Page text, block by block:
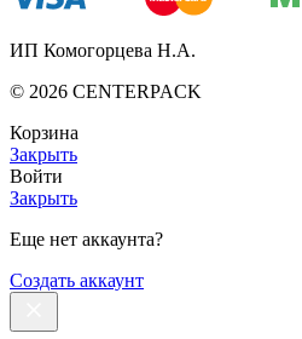
ИП Комогорцева Н.А.
© 2026 CENTERPACK
Корзина
Закрыть
Войти
Закрыть
Еще нет аккаунта?
Создать аккаунт